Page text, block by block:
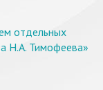
отдельных
Н.А. Тимофеева»